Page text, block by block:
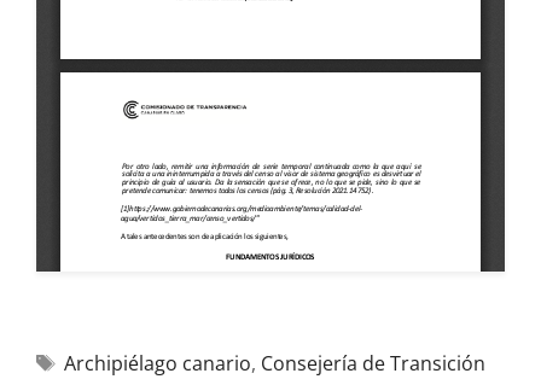
Archipiélago canario, Consejería de Transición